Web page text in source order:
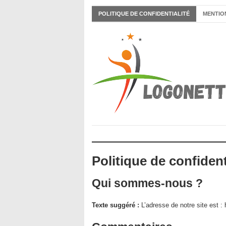
POLITIQUE DE CONFIDENTIALITÉ
Politique de
Qui sommes-nous ?
Texte suggéré : L’adresse de notre site est